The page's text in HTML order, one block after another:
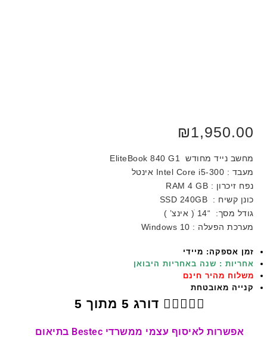
₪1,950.00
מחשב נייד מחודש EliteBook 840 G1‎
מעבד : Intel Core i5-300 אינטל
נפח זיכרון : RAM 4 GB
כונן קשיח : SSD 240GB
גודל מסך: “14 ׁ( אינצ’ )
מערכת הפעלה : Windows 10
זמן אספקה: מיידי
אחריות : שנה באחריות היבואן
משלוח מהיר חינם
קנייה מאובטחת
     דורג 5 מתוך 5
אפשרות לאיסוף עצמי ממשרדי Bestec בתיאום